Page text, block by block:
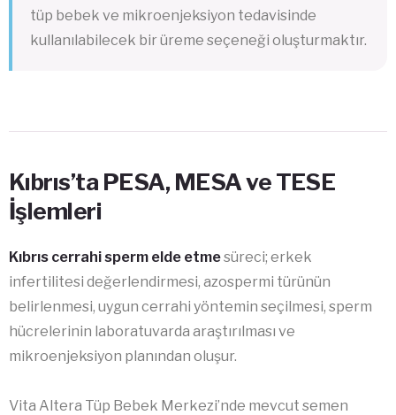
tüp bebek ve mikroenjeksiyon tedavisinde
kullanılabilecek bir üreme seçeneği oluşturmaktır.
Kıbrıs’ta PESA, MESA ve TESE
İşlemleri
Kıbrıs cerrahi sperm elde etmesüreci; erkek
infertilitesi değerlendirmesi, azospermi türünün
belirlenmesi, uygun cerrahi yöntemin seçilmesi, sperm
hücrelerinin laboratuvarda araştırılması ve
mikroenjeksiyon planından oluşur.
Vita Altera Tüp Bebek Merkezi’nde mevcut semen